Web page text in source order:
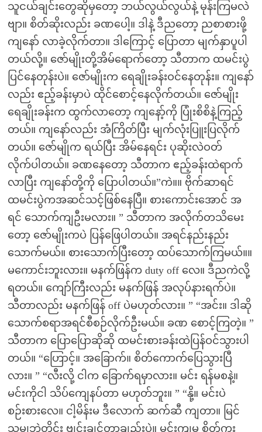
သူငယ်ချင်းတွေဆိုမှတော့ ဘယ်လွယ်လွယ်နဲ့ မုန်းကြမလဲ
ဗျာ။ စိတ်ဆိုးလည်း ခဏပေါ့။ ဒါနဲ့ ဒီညတော့ ညစာစားဖို့
ကျနော် လာခဲ့လိုက်တာ။ ဒါကြောင့် ပြောတာ မျက်နှာပူပါ
တယ်လို့။ ဇော်မျိုးတို့အိမ်ရောက်တော့ သီတာက ထမင်းပွဲ
ပြင်နေတုန်းပဲ။ ဇော်မျိုးက ရေချိုးခန်းဝင်နေတုန်း။ ကျနော်
လည်း ဧည့်ခန်းမှာပဲ ထိုင်စောင့်နေလိုက်တယ်။ ဇော်မျိုး
ရေချိုးခန်းက ထွက်လာတော့ ကျနော့်ကို ပြုံးစိစိနဲ့ကြည့်
တယ်။ ကျနော်လည်း အံကြိတ်ပြီး မျက်လုံးပြူးပြလိုက်
တယ်။ ဇော်မျိုက ရယ်ပြီး အိမ်နေရင်း ပုဆိုးလဲဝတ်
လိုက်ပါတယ်။ ခဏနေတော့ သီတာက ဧည့်ခန်းထဲရာက်
လာပြီး ကျနော်တို့ကို ပြောပါတယ်။”ကဲ။။ ဗိုက်ဆာရင်
ထမင်းပွဲကအဆင်သင့်ဖြစ်နေပြီ။ စားကောင်းအောင် အ
ရင် သောက်ကျဦးမလား။ ” သီတာက အလိုက်တသိမေး
တော့ ဇော်မျိုးကပဲ ပြန်ဖြေပါတယ်။ အရင်နည်းနည်း
သောက်မယ်။ စားသောက်ပြီးတော့ ထပ်သောက်ကြမယ်။။
မကောင်းဘူးလား။ မနက်ဖြန်က duty off လေ။ ဒီညကဲလို့
ရတယ်။ ကျော်ကြီးလည်း မနက်ဖြန် အလုပ်နားရက်ပဲ။
သီတာလည်း မနက်ဖြန် off ပဲမဟုတ်လား။ ” “အင်း။ ဒါဆို
သောက်စရာအရင်စီစဉ်လိုက်ဦးမယ်။ ခဏ စောင့်ကြတဲ့။ ”
သီတာက ပြောပြောဆိုဆို ထမင်းစားခန်းထဲပြန်ဝင်သွားပါ
တယ်။ “ဟြောင့်။ အခြောက်။ စိတ်ကောက်ပြေသွားပြီ
လား။ ” “လီးလို့ ငါက ခြောက်ရမှာလား။ မင်း ရန်မစနဲ့။
မင်းကိုငါ သိပ်ကျေနပ်တာ မဟုတ်ဘူး။ ” “နို့။ မင်းပဲ
စဉ်းစားလေ။ ငါ့မိန်းမ ဒီလောက် ဆက်ဆီ ကျတာ။ မြင်
သမျှဘဲတိုင်း ဗျင်းချင်တာချည်းပဲ။ မင်းကျမှ စိတ်ကူး